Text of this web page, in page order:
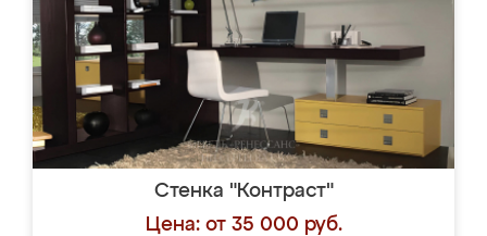
Стенка "Контраст"
Цена: от 35 000 руб.